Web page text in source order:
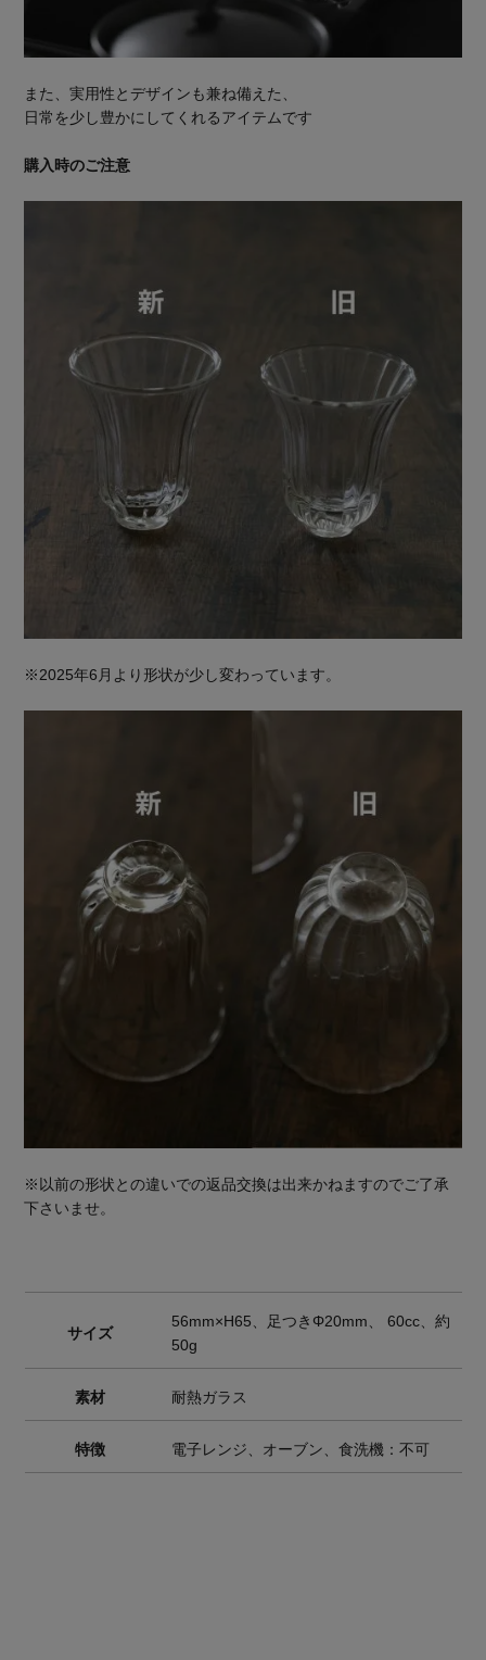
また、実用性とデザインも兼ね備えた、
日常を少し豊かにしてくれるアイテムです
購入時のご注意
※2025年6月より形状が少し変わっています。
※以前の形状との違いでの返品交換は出来かねますのでご了承
下さいませ。
サイズ
56mm×H65、足つきΦ20mm、 60cc、約
50g
素材 耐熱ガラス
特徴 電子レンジ、オーブン、食洗機：不可